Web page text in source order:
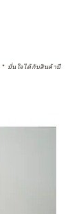
* มั่นใจได้กับสินค้ามี